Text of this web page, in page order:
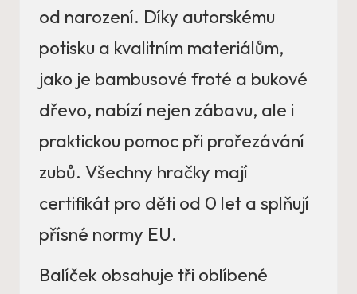
od narození. Díky autorskému
potisku a kvalitním materiálům,
jako je bambusové froté a bukové
dřevo, nabízí nejen zábavu, ale i
praktickou pomoc při prořezávání
zubů. Všechny hračky mají
certifikát pro děti od 0 let a splňují
přísné normy EU.
Balíček obsahuje tři oblíbené